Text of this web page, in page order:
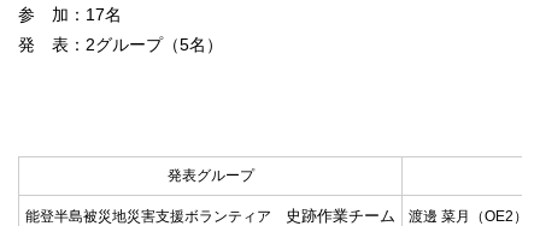
参 加：17名
発 表：2グループ（5名）
発表グループ
能登半島被災地災害支援ボランティア 史跡作業チーム 渡邊 菜月（OE2）